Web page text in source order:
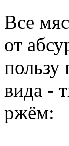
Все
от
пользу
вида -
ржём: